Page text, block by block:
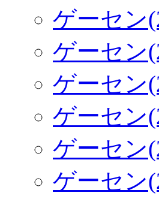
ゲーセン
ゲーセン
ゲーセン
ゲーセン
ゲーセン
ゲーセン